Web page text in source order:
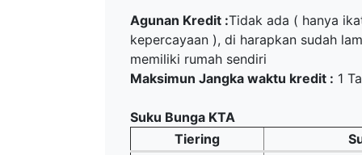
Agunan Kredit :Tidak ada ( hanya
kepercayaan ), di harapkan sudah
memiliki rumah sendiri
Maksimun Jangka waktu kredit : 1
Suku Bunga KTA
Tiering